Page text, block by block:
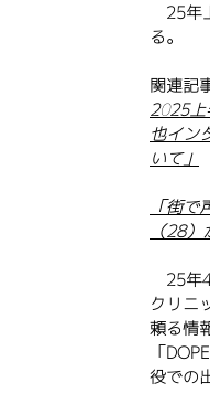
25年
る。
関連記
2025
也イン
いて」
「街
（28
25年
クリニ
頼る情
「
役での